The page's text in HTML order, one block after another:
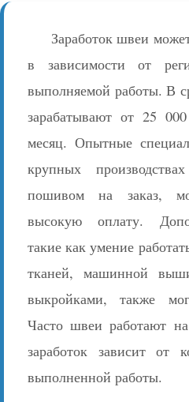
Заработок швеи
в зависимости от
выполняемой работы. В
зарабатывают от 25
месяц. Опытные
крупных
пошивом на заказ,
высокую оплату.
такие как умение
тканей, машинной
выкройками, также
Часто швеи работают
заработок зависит от
выполненной работы.